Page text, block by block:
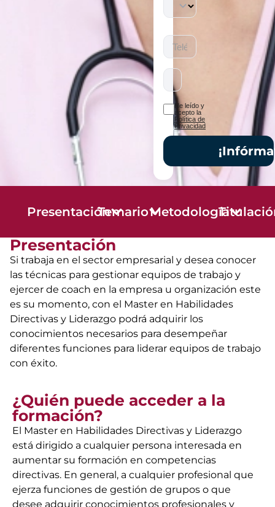
He leído y
acepto la
Política de
Privacidad
PresentaciónTemarioMetodología
Presentación
Si trabaja en el sector empresarial y desea conocer
las técnicas para gestionar equipos de trabajo y
ejercer de coach en la empresa u organización este
es su momento, con el Master en Habilidades
Directivas y Liderazgo podrá adquirir los
conocimientos necesarios para desempeñar
diferentes funciones para liderar equipos de trabajo
con éxito.
¿Quién puede acceder a la
formación?
El Master en Habilidades Directivas y Liderazgo
está dirigido a cualquier persona interesada en
aumentar su formación en competencias
directivas. En general, a cualquier profesional que
ejerza funciones de gestión de grupos o que
desee adquirir conocimientos profesionales y